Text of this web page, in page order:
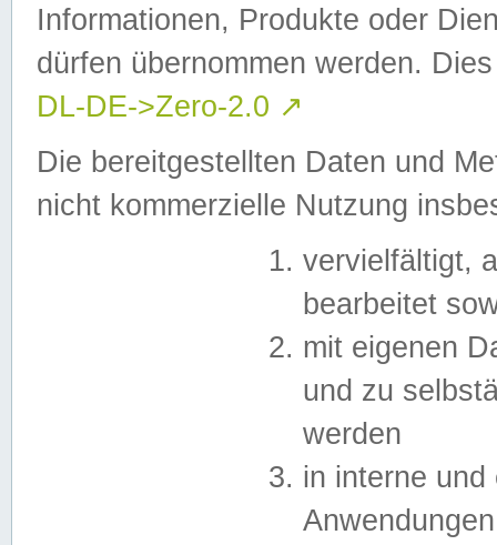
Informationen, Produkte oder
dürfen übernommen werden.
DL-DE->Zero-2.0 ↗
Die bereitgestellten Daten und
nicht kommerzielle Nutzung
vervielfältigt,
bearbeitet
mit eigenen
und zu
werden
in interne